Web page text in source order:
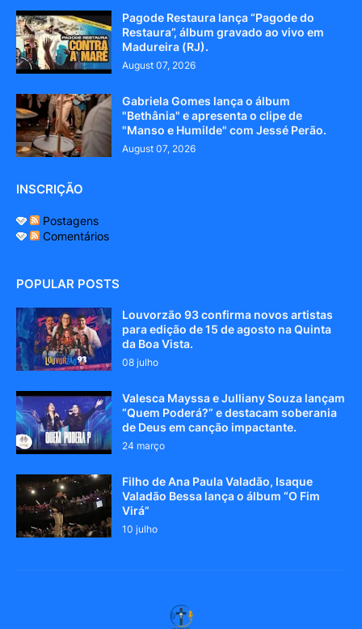
Pagode Restaura lança “Pagode do
Restaura”, álbum gravado ao vivo em
Madureira (RJ).
August 07, 2026
Gabriela Gomes lança o álbum
"Bethânia" e apresenta o clipe de
"Manso e Humilde" com Jessé Perão.
August 07, 2026
INSCRIÇÃO
Postagens
Comentários
POPULAR POSTS
Louvorzão 93 confirma novos artistas
para edição de 15 de agosto na Quinta
da Boa Vista.
08 julho
Valesca Mayssa e Julliany Souza lançam
“Quem Poderá?” e destacam soberania
de Deus em canção impactante.
24 março
Filho de Ana Paula Valadão, Isaque
Valadão Bessa lança o álbum “O Fim
Virá”
10 julho